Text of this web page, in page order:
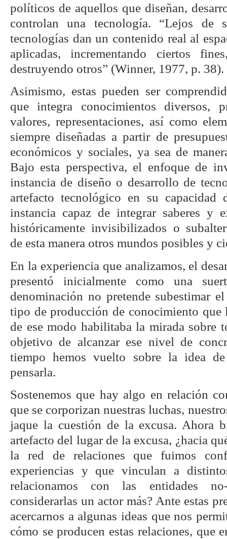
políticos de aquellos que diseñan,
controlan una tecnología. “Lejos de
tecnologías dan un contenido real al
aplicadas, incrementando ciertos
destruyendo otros” (Winner, 1977, p. 38).
Asimismo, estas pueden ser
que integra conocimientos diversos,
valores, representaciones, así como
siempre diseñadas a partir de
económicos y sociales, ya sea de
Bajo esta perspectiva, el enfoque de
instancia de diseño o desarrollo de
artefacto tecnológico en su capacidad
instancia capaz de integrar saberes y
históricamente invisibilizados o
de esta manera otros mundos posibles y
En la experiencia que analizamos, el
presentó inicialmente como una
denominación no pretende subestimar
tipo de producción de conocimiento que
de ese modo habilitaba la mirada sobre
objetivo de alcanzar ese nivel de
tiempo hemos vuelto sobre la idea
pensarla.
Sostenemos que hay algo en relación
que se corporizan nuestras luchas,
jaque la cuestión de la excusa. Ahora
artefacto del lugar de la excusa, ¿hacia
la red de relaciones que fuimos
experiencias y que vinculan a
relacionamos con las entidades no-
considerarlas un actor más? Ante estas
acercarnos a algunas ideas que nos
cómo se producen estas relaciones, que